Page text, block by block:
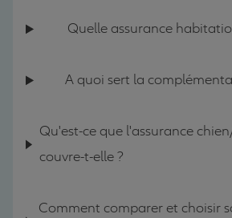
Quelle assurance
A quoi sert la
Qu'est-ce que l'assurance
couvre-t-elle ?
Comment comparer et choisir